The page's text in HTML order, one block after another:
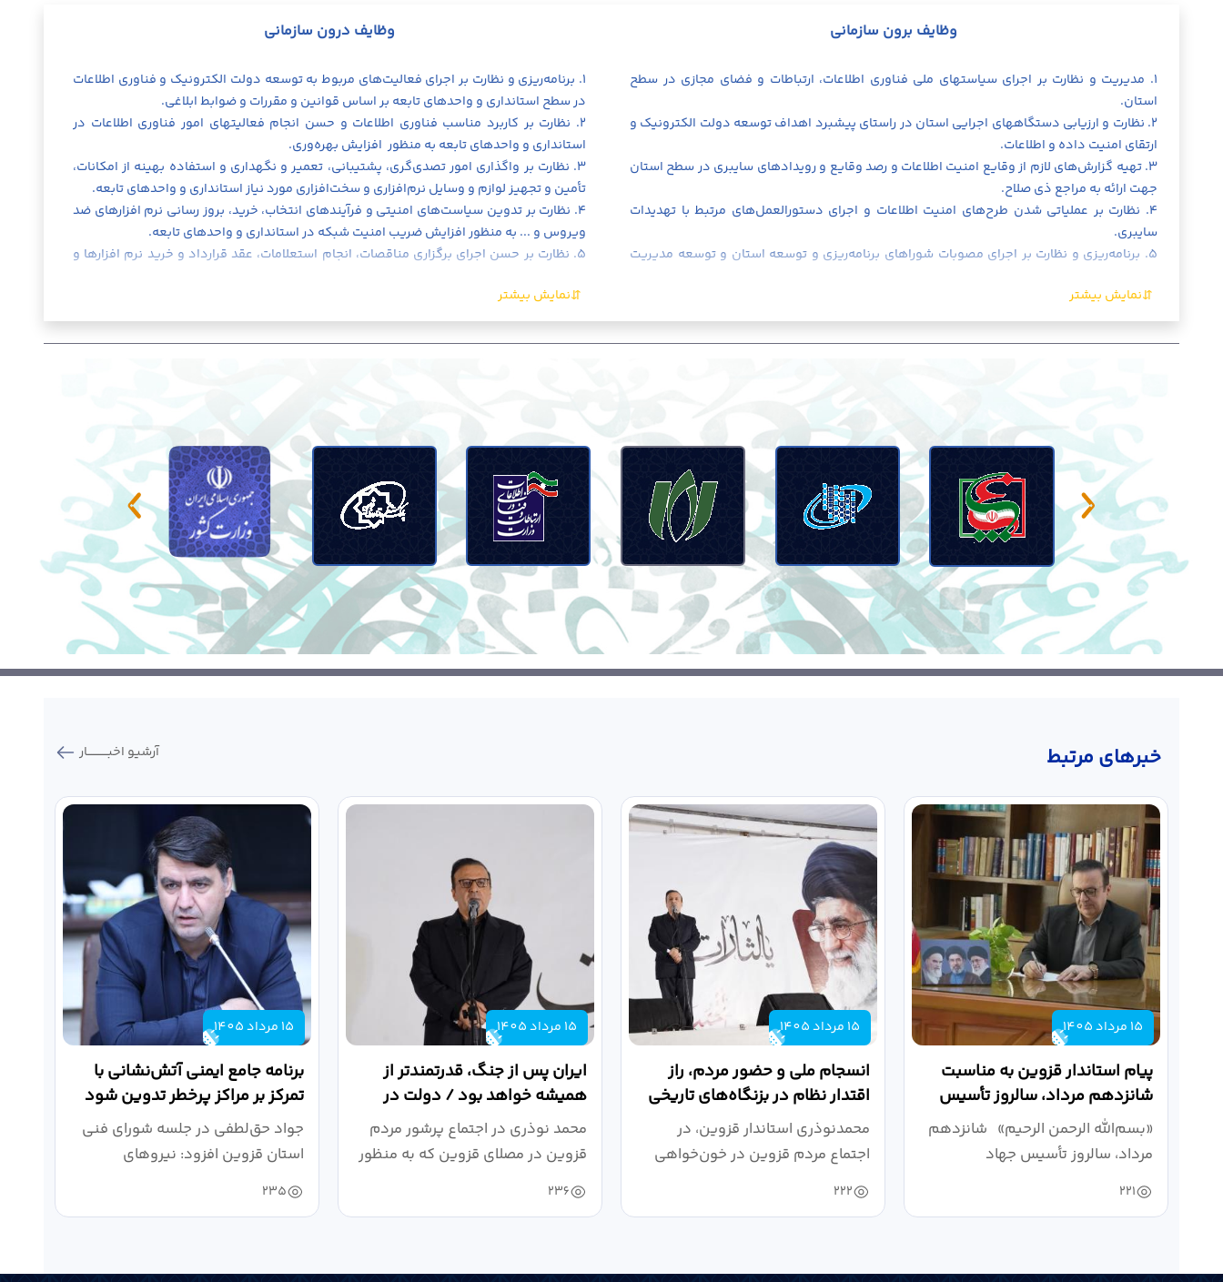
وظایف برون سازمانی
۱. مدیریت و نظارت بر اجرای سیاستهای ملی فناوری اطلاعات، ارتباطات و فضای مجازی در سطح
استان.
۲. نظارت و ارزیابی دستگاههای اجرایی استان در راستای پیشبرد اهداف توسعه دولت الکترونیک و
ارتقای امنیت داده و اطلاعات.
۳. تهیه گزارش‌های لازم از وقایع امنیت اطلاعات و رصد وقایع و رویدادهای سایبری در سطح استان
جهت ارائه به مراجع ذی صلاح.
۴. نظارت بر عملیاتی شدن طرح‌های امنیت اطلاعات و اجرای دستورالعمل‌های مرتبط با تهدیدات
سایبری.
۵. برنامه‌ریزی و نظارت بر اجرای مصوبات شوراهای برنامه‌ریزی و توسعه استان و توسعه مدیریت
استان و استانداری در مباحث مرتبط با حوزه فناوری اطلاعات، ارتباطات، امنیت و فضای مجازی.
کاربرد توسعه دولت الکترونیک و فناوری اطلاعات و هوشمندسازی در سطح دستگاههای اجرایی
استان.
۹. همکاری و نظارت بر تهیه اسناد بالادستی مربوط به توسعه به کارگیری فناوری اطلاعات و طرح
جامع توسعه فناوری اطلاعات استان با همکاری دستگاههای اجرایی در راستای قوانین و مقررات
مربوطه و اسناد بالادستی مصوب.
۱۰. حمایت و نظارت بر تحقق برنامه‌ها و سیاست‌های معاونت علمی فناوری ریاست جمهوری و مرکز
فناوری اطلاعات، ارتباطات و امنیت نهاد ریاست جمهوری در استان. ۱۱. نظارت، هماهنگی و ایجاد
وظایف درون سازمانی
۱. برنامه‌ریزی و نظارت بر اجرای فعالیت‌های مربوط به توسعه دولت الکترونیک و فناوری اطلاعات
در سطح استانداری و واحدهای تابعه بر اساس قوانین و مقررات و ضوابط ابلاغی.
۲. نظارت بر کاربرد مناسب فناوری اطلاعات و حسن انجام فعالیتهای امور فناوری اطلاعات در
استانداری و واحدهای تابعه به منظور افزایش بهره‌وری.
۳. نظارت بر واگذاری امور تصدی‌گری، پشتیبانی، تعمیر و نگهداری و استفاده بهینه از امکانات،
تأمین و تجهیز لوازم و وسایل نرم‌افزاری و سخت‌افزاری مورد نیاز استانداری و واحدهای تابعه.
۴. نظارت بر تدوین سیاست‌های امنیتی و فرآیندهای انتخاب، خرید، بروز رسانی نرم افزارهای ضد
ویروس و ... به منظور افزایش ضریب امنیت شبکه در استانداری و واحدهای تابعه.
۵. نظارت بر حسن اجرای برگزاری مناقصات، انجام استعلامات، عقد قرارداد و خرید نرم افزارها و
خبر‌های مرتبط آرشیو اخبـــــــــــار
15 مرداد 1405
پیام استاندار قزوین به مناسبت
شانزدهم مرداد، سالروز تأسیس
جهاد دانشگاهی
«بسم‌الله الرحمن الرحیم» شانزدهم
مرداد، سالروز تأسیس جهاد
دانشگاهی،...
221
15 مرداد 1405
انسجام ملی و حضور مردم، راز
اقتدار نظام در بزنگاه‌های تاریخی
است
محمدنوذری استاندار قزوین، در
اجتماع مردم قزوین در خون‌خواهی
رهبر شهید و حمایت...
222
15 مرداد 1405
ایران پس از جنگ، قدرتمندتر از
همیشه خواهد بود / دولت در
میدان نبرد اقتصادی،...
محمد نوذری در اجتماع پرشور مردم
قزوین در مصلای قزوین که به منظور
خون‌خواهی...
236
15 مرداد 1405
برنامه جامع ایمنی آتش‌نشانی با
تمرکز بر مراکز پرخطر تدوین شود
جواد حق‌لطفی در جلسه شورای فنی
استان قزوین افزود: نیروهای
آتش‌نشانی طی سال...
235